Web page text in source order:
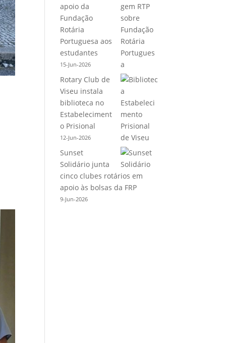
apoio da
Fundação
Rotária
Portuguesa aos
estudantes
15-Jun-2026
Rotary Club de
Viseu instala
biblioteca no
Estabeleciment
o Prisional
12-Jun-2026
Sunset
Solidário junta
cinco clubes rotários em
apoio às bolsas da FRP
9-Jun-2026